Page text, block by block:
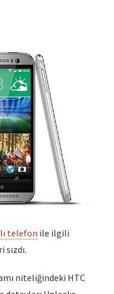
telefon ile ilgili
niteliğindeki HTC